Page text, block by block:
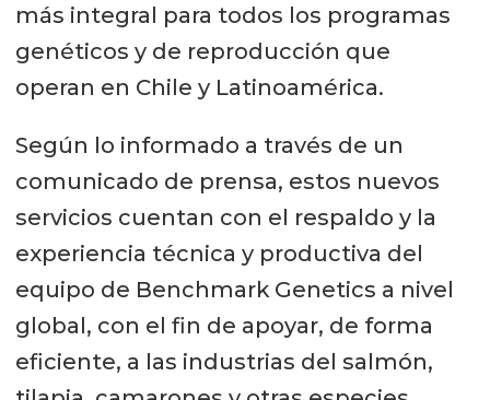
más integral para todos los programas
genéticos y de reproducción que
operan en Chile y Latinoamérica.
Según lo informado a través de un
comunicado de prensa, estos nuevos
servicios cuentan con el respaldo y la
experiencia técnica y productiva del
equipo de Benchmark Genetics a nivel
global, con el fin de apoyar, de forma
eficiente, a las industrias del salmón,